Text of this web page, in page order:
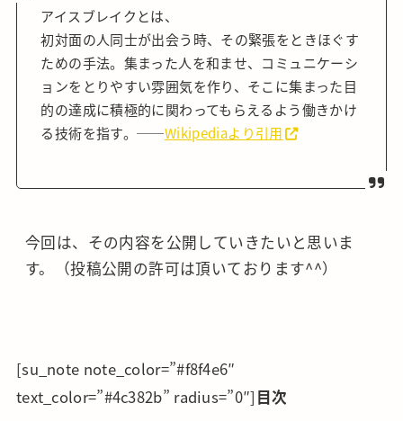
アイスブレイクとは、
初対面の人同士が出会う時、その緊張をときほぐす
ための手法。集まった人を和ませ、コミュニケーシ
ョンをとりやすい雰囲気を作り、そこに集まった目
的の達成に積極的に関わってもらえるよう働きかけ
る技術を指す。──Wikipediaより引用
今回は、その内容を公開していきたいと思いま
す。（投稿公開の許可は頂いております^^）
[su_note note_color=”#f8f4e6″
text_color=”#4c382b” radius=”0″] 目次